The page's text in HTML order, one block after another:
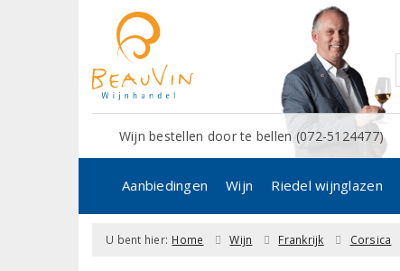
Wijn bestellen door te bellen (072-5124477)
Aanbiedingen Wijn Riedel wijnglazen
U bent hier: Home Wijn Frankrijk Corsica